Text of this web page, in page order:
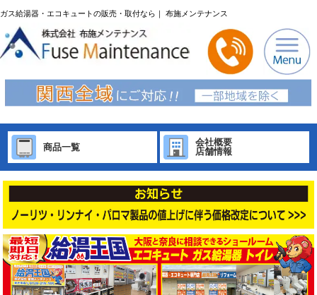
ガス給湯器・エコキュートの販売・取付なら｜ 布施メンテナンス
商品一覧
会社概要
店舗情報